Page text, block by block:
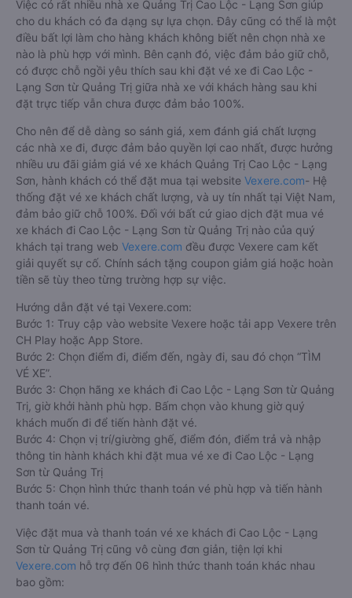
Việc có rất nhiều nhà xe Quảng Trị Cao Lộc - Lạng Sơn giúp
cho du khách có đa dạng sự lựa chọn. Đây cũng có thể là một
điều bất lợi làm cho hàng khách không biết nên chọn nhà xe
nào là phù hợp với mình. Bên cạnh đó, việc đảm bảo giữ chỗ,
có được chỗ ngồi yêu thích sau khi đặt vé xe đi Cao Lộc -
Lạng Sơn từ Quảng Trị giữa nhà xe với khách hàng sau khi
đặt trực tiếp vẫn chưa được đảm bảo 100%.
Cho nên để dễ dàng so sánh giá, xem đánh giá chất lượng
các nhà xe đi, được đảm bảo quyền lợi cao nhất, được hưởng
nhiều ưu đãi giảm giá vé xe khách Quảng Trị Cao Lộc - Lạng
Sơn, hành khách có thể đặt mua tại website Vexere.com- Hệ
thống đặt vé xe khách chất lượng, và uy tín nhất tại Việt Nam,
đảm bảo giữ chỗ 100%. Đối với bất cứ giao dịch đặt mua vé
xe khách đi Cao Lộc - Lạng Sơn từ Quảng Trị nào của quý
khách tại trang web Vexere.com đều được Vexere cam kết
giải quyết sự cố. Chính sách tặng coupon giảm giá hoặc hoàn
tiền sẽ tùy theo từng trường hợp sự việc.
Hướng dẫn đặt vé tại Vexere.com:
Bước 1: Truy cập vào website Vexere hoặc tải app Vexere trên
CH Play hoặc App Store.
Bước 2: Chọn điểm đi, điểm đến, ngày đi, sau đó chọn “TÌM
VÉ XE”.
Bước 3: Chọn hãng xe khách đi Cao Lộc - Lạng Sơn từ Quảng
Trị, giờ khởi hành phù hợp. Bấm chọn vào khung giờ quý
khách muốn đi để tiến hành đặt vé.
Bước 4: Chọn vị trí/giường ghế, điểm đón, điểm trả và nhập
thông tin hành khách khi đặt mua vé xe đi Cao Lộc - Lạng
Sơn từ Quảng Trị
Bước 5: Chọn hình thức thanh toán vé phù hợp và tiến hành
thanh toán vé.
Việc đặt mua và thanh toán vé xe khách đi Cao Lộc - Lạng
Sơn từ Quảng Trị cũng vô cùng đơn giản, tiện lợi khi
Vexere.com hỗ trợ đến 06 hình thức thanh toán khác nhau
bao gồm: